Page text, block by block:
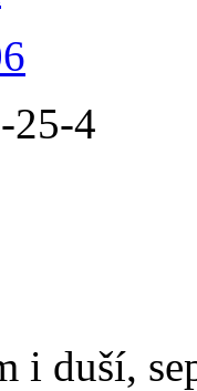
25-4
i duší,